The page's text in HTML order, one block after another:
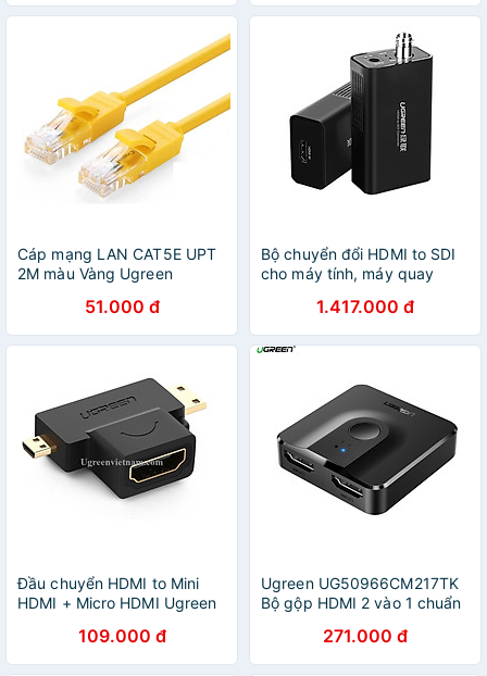
Cáp mạng LAN CAT5E UPT
2M màu Vàng Ugreen
51.000 đ
Bộ chuyển đổi HDMI to SDI
cho máy tính, máy quay
1.417.000 đ
Đầu chuyển HDMI to Mini
HDMI + Micro HDMI Ugreen
109.000 đ
Ugreen UG50966CM217TK
Bộ gộp HDMI 2 vào 1 chuẩn
271.000 đ